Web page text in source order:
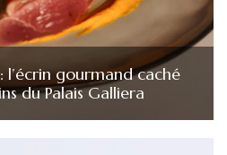
l’écrin gourmand caché
du Palais Galliera